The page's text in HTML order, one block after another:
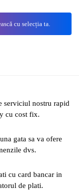
cu selecția ta.
serviciul nostru rapid
cu cost fix.
gata sa va ofere
dvs.
cu card bancar in
de plati.